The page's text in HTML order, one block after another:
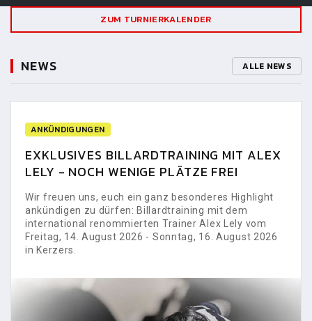
ZUM TURNIERKALENDER
NEWS ALLE NEWS
ANKÜNDIGUNGEN
EXKLUSIVES BILLARDTRAINING MIT ALEX
LELY - NOCH WENIGE PLÄTZE FREI
Wir freuen uns, euch ein ganz besonderes Highlight
ankündigen zu dürfen: Billardtraining mit dem
international renommierten Trainer Alex Lely vom
Freitag, 14. August 2026 - Sonntag, 16. August 2026
in Kerzers.